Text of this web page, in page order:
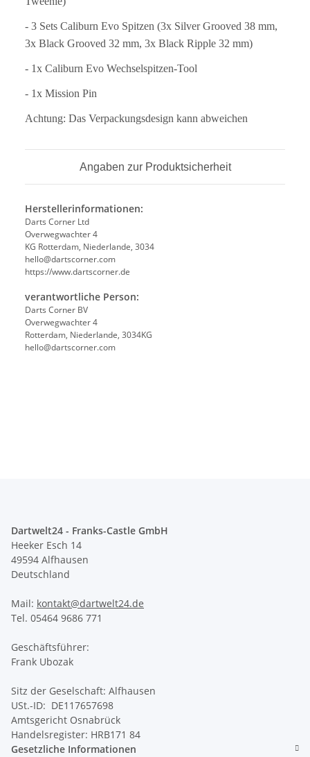
- 3 Sets Caliburn Evo Spitzen (3x Silver Grooved 38 mm,
3x Black Grooved 32 mm, 3x Black Ripple 32 mm)
- 1x Caliburn Evo Wechselspitzen-Tool
- 1x Mission Pin
Achtung: Das Verpackungsdesign kann abweichen
Angaben zur Produktsicherheit
Herstellerinformationen:
Darts Corner Ltd
Overwegwachter 4
KG Rotterdam, Niederlande, 3034
hello@dartscorner.com
https://www.dartscorner.de
verantwortliche Person:
Darts Corner BV
Overwegwachter 4
Rotterdam, Niederlande, 3034KG
hello@dartscorner.com
Dartwelt24 - Franks-Castle GmbH
Heeker Esch 14
49594 Alfhausen
Deutschland
Mail: kontakt@dartwelt24.de
Tel. 05464 9686 771
Geschäftsführer:
Frank Ubozak
Sitz der Geselschaft: Alfhausen
USt.-ID: DE117657698
Amtsgericht Osnabrück
Handelsregister: HRB171 84
Gesetzliche Informationen